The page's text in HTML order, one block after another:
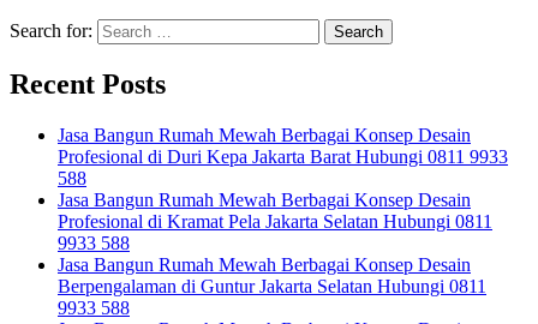
Search for:
Recent Posts
Jasa Bangun Rumah Mewah Berbagai Konsep Desain
Profesional di Duri Kepa Jakarta Barat Hubungi 0811 9933
588
Jasa Bangun Rumah Mewah Berbagai Konsep Desain
Profesional di Kramat Pela Jakarta Selatan Hubungi 0811
9933 588
Jasa Bangun Rumah Mewah Berbagai Konsep Desain
Berpengalaman di Guntur Jakarta Selatan Hubungi 0811
9933 588